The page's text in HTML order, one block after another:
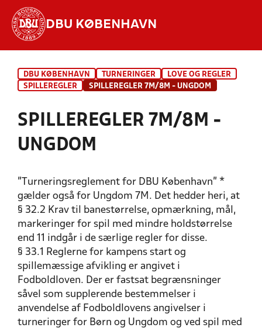
DBU KØBENHAVN
INDHOLD OG NYHEDER
HOLD
DBU KØBENHAVN TURNERINGER
LOVE OG REGLER
SPILLEREGLER
SPILLEREGLER 7M/8M - UNGDOM
SPILLEREGLER 7M/8M -
UNGDOM
"Turneringsreglement for DBU København" *
gælder også for Ungdom 7M. Det hedder heri, at
§ 32.2 Krav til banestørrelse, opmærkning, mål,
markeringer for spil med mindre holdstørrelse
end 11 indgår i de særlige regler for disse.
§ 33.1 Reglerne for kampens start og
spillemæssige afvikling er angivet i
Fodboldloven. Der er fastsat begrænsninger
såvel som supplerende bestemmelser i
anvendelse af Fodboldlovens angivelser i
turneringer for Børn og Ungdom og ved spil med